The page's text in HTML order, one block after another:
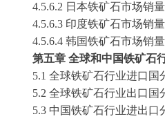
4.5.6.2 日本铁矿石市场销
4.5.6.3 印度铁矿石市场销
4.5.6.4 韩国铁矿石市场销
第五章 全球和中国铁矿石
5.1 全球铁矿石行业进口国
5.2 全球铁矿石行业出口国
5.3 中国铁矿石行业进出口